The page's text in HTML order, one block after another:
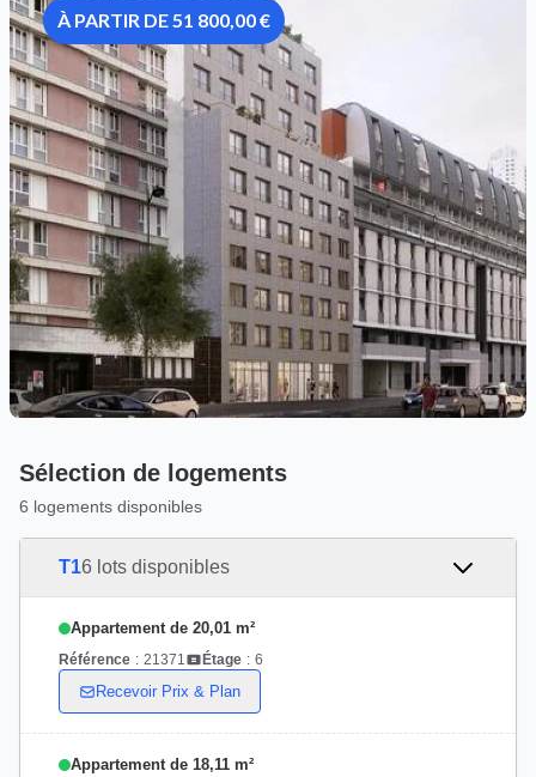
À PARTIR DE 51 800,00 €
Sélection de logements
6 logements disponibles
T16 lots disponibles
Appartement de 20,01 m²
Référence : 21371 Étage : 6
Recevoir Prix & Plan
Appartement de 18,11 m²